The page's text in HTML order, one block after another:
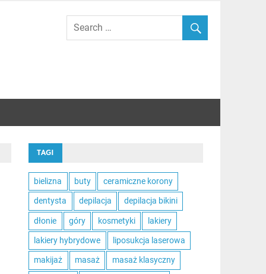
TAGI
bielizna buty ceramiczne korony
dentysta depilacja depilacja bikini
dłonie góry kosmetyki lakiery
lakiery hybrydowe liposukcja laserowa
makijaż masaż masaż klasyczny